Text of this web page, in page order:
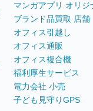
マンガアプリ オリジ
ブランド品買取 店舗
オフィス引越し
オフィス通販
オフィス複合機
福利厚生サービス
電力会社 小売
子ども見守りGPS